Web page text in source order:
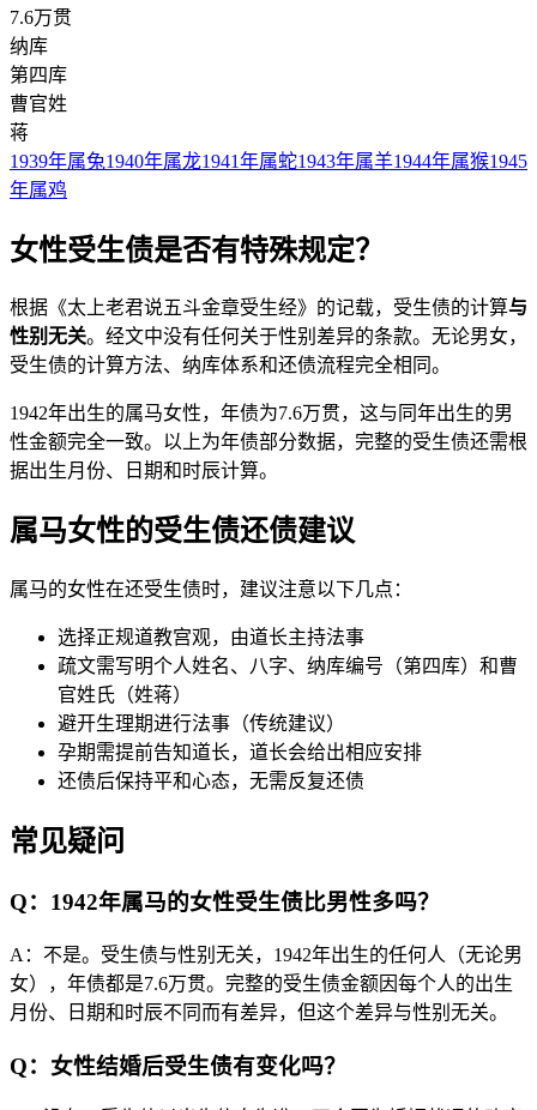
7.6万贯
纳库
第四库
曹官姓
蒋
1939年属兔1940年属龙1941年属蛇1943年属羊1944年属猴1945
年属鸡
女性受生债是否有特殊规定？
根据《太上老君说五斗金章受生经》的记载，受生债的计算与
性别无关。经文中没有任何关于性别差异的条款。无论男女，
受生债的计算方法、纳库体系和还债流程完全相同。
1942年出生的属马女性，年债为7.6万贯，这与同年出生的男
性金额完全一致。以上为年债部分数据，完整的受生债还需根
据出生月份、日期和时辰计算。
属马女性的受生债还债建议
属马的女性在还受生债时，建议注意以下几点：
选择正规道教宫观，由道长主持法事
疏文需写明个人姓名、八字、纳库编号（第四库）和曹
官姓氏（姓蒋）
避开生理期进行法事（传统建议）
孕期需提前告知道长，道长会给出相应安排
还债后保持平和心态，无需反复还债
常见疑问
Q：1942年属马的女性受生债比男性多吗？
A：不是。受生债与性别无关，1942年出生的任何人（无论男
女），年债都是7.6万贯。完整的受生债金额因每个人的出生
月份、日期和时辰不同而有差异，但这个差异与性别无关。
Q：女性结婚后受生债有变化吗？